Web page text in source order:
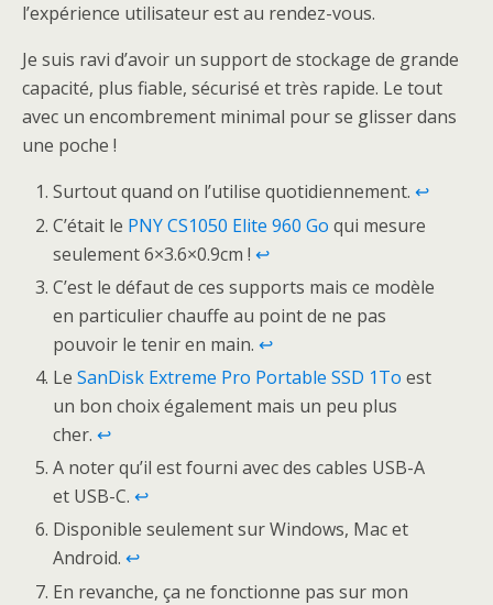
l’expérience utilisateur est au rendez-vous.
Je suis ravi d’avoir un support de stockage de grande
capacité, plus fiable, sécurisé et très rapide. Le tout
avec un encombrement minimal pour se glisser dans
une poche !
Surtout quand on l’utilise quotidiennement.↩
C’était le PNY CS1050 Elite 960 Go qui mesure
seulement 6×3.6×0.9cm !↩
C’est le défaut de ces supports mais ce modèle
en particulier chauffe au point de ne pas
pouvoir le tenir en main.↩
LeSanDisk Extreme Pro Portable SSD 1To est
un bon choix également mais un peu plus
cher.↩
A noter qu’il est fourni avec des cables USB-A
et USB-C.↩
Disponible seulement sur Windows, Mac et
Android.↩
En revanche, ça ne fonctionne pas sur mon